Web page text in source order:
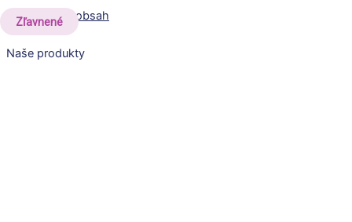
Preskočiť na obsah
Naše produkty
Zľavnené